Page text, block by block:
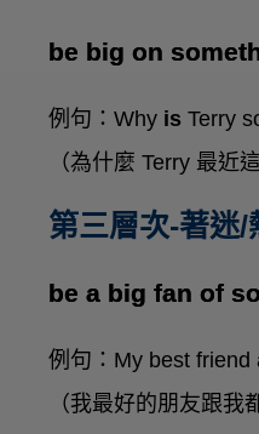
be big on
例句：Why is Terry
（為什麼 Terry 最近
第三層次-著迷/
be a big fan of
例句：My best friend
（我最好的朋友跟我